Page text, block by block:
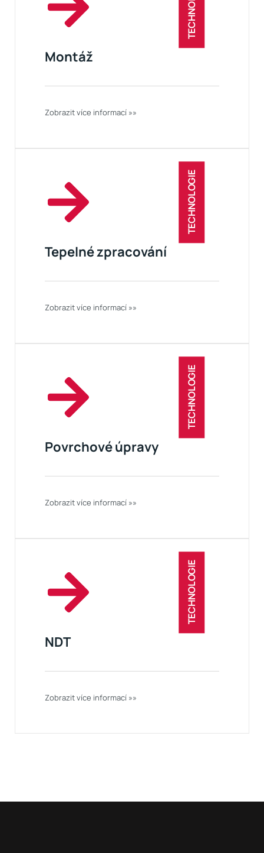
Montáž
Zobrazit více informací »»
TECHNOLOGIE
Tepelné zpracování
Zobrazit více informací »»
TECHNOLOGIE
Povrchové úpravy
Zobrazit více informací »»
TECHNOLOGIE
NDT
Zobrazit více informací »»